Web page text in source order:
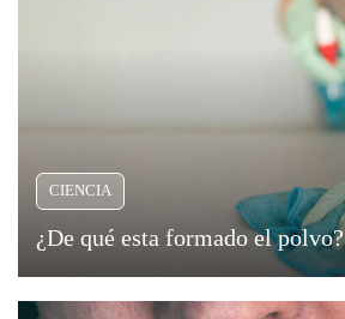
CIENCIA
¿De qué esta formado el polvo?